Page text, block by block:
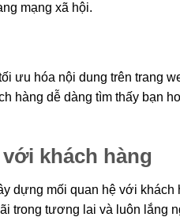
mạng xã hội.
ưu hóa nội dung trên trang
hàng dễ dàng tìm thấy bạn
khách hàng
dựng mối quan hệ với
trong tương lai và luôn lắng